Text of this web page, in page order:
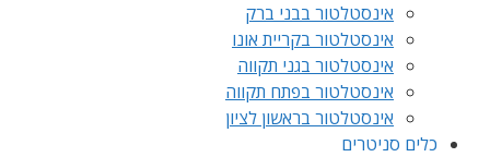
אינסטלטור בבני ברק
אינסטלטור בקריית אונו
אינסטלטור בגני תקווה
אינסטלטור בפתח תקווה
אינסטלטור בראשון לציון
כלים סניטרים